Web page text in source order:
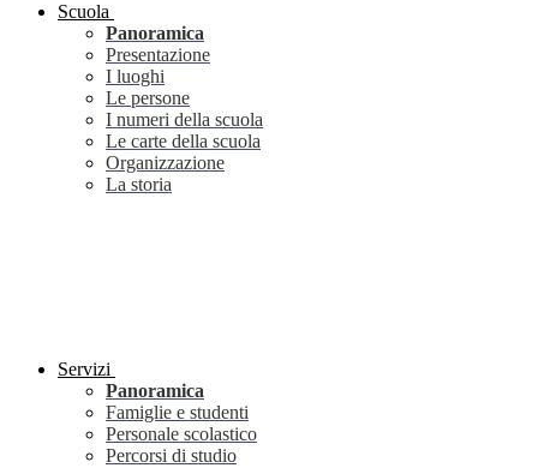
Scuola
Panoramica
Presentazione
I luoghi
Le persone
I numeri della scuola
Le carte della scuola
Organizzazione
La storia
Servizi
Panoramica
Famiglie e studenti
Personale scolastico
Percorsi di studio